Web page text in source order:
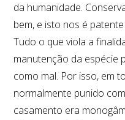
da humanidade.
bem, e isto nos é
Tudo o que viola a
manutenção da espécie
como mal. Por isso, em
normalmente punido
casamento era